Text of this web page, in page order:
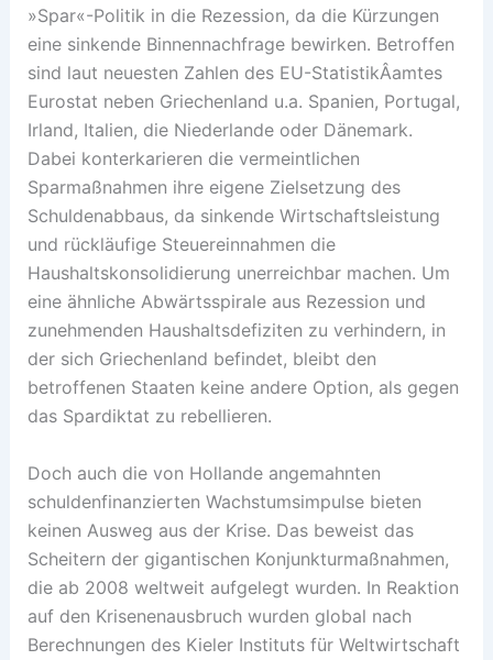
»Spar«-Politik in die Rezession, da die Kürzungen
eine sinkende Binnennachfrage bewirken. Betroffen
sind laut neuesten Zahlen des EU-StatistikÂ­amtes
Eurostat neben Griechenland u.a. Spanien, Portugal,
Irland, Italien, die Niederlande oder Dänemark.
Dabei konterkarieren die vermeintlichen
Sparmaßnahmen ihre eigene Zielsetzung des
Schuldenabbaus, da sinkende Wirtschaftsleistung
und rückläufige Steuereinnahmen die
Haushaltskonsolidierung unerreichbar machen. Um
eine ähnliche Abwärtsspirale aus Rezession und
zunehmenden Haushaltsdefiziten zu verhindern, in
der sich Griechenland befindet, bleibt den
betroffenen Staaten keine andere Option, als gegen
das Spardiktat zu rebellieren.
Doch auch die von Hollande angemahnten
schuldenfinanzierten Wachstumsimpulse bieten
keinen Ausweg aus der Krise. Das beweist das
Scheitern der gigantischen Konjunkturmaßnahmen,
die ab 2008 weltweit aufgelegt wurden. In Reaktion
auf den Krisenenausbruch wurden global nach
Berechnungen des Kieler Instituts für Weltwirtschaft